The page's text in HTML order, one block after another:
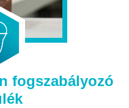
fogszabályozó